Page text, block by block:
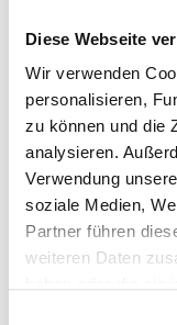
Diese Webseite
Wir verwenden
personalisieren,
zu können und die
analysieren.
Verwendung
soziale Medien,
Partner führen
weiteren Daten
Was hat Sie
Interessant war die
Vergabe.
aber das
zwischen den
nochmals im Detail